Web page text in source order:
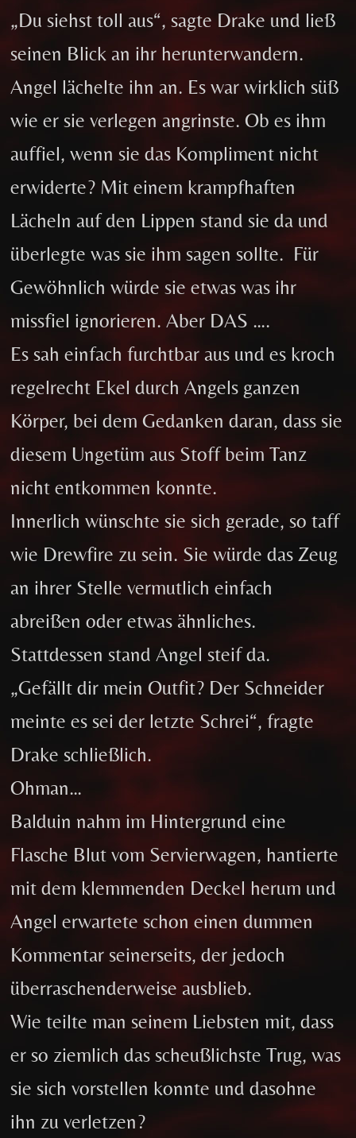
„Du siehst toll aus“, sagte Drake und ließ
seinen Blick an ihr herunterwandern.
Angel lächelte ihn an. Es war wirklich süß
wie er sie verlegen angrinste. Ob es ihm
auffiel, wenn sie das Kompliment nicht
erwiderte? Mit einem krampfhaften
Lächeln auf den Lippen stand sie da und
überlegte was sie ihm sagen sollte. Für
Gewöhnlich würde sie etwas was ihr
missfiel ignorieren. Aber DAS ….
Es sah einfach furchtbar aus und es kroch
regelrecht Ekel durch Angels ganzen
Körper, bei dem Gedanken daran, dass sie
diesem Ungetüm aus Stoff beim Tanz
nicht entkommen konnte.
Innerlich wünschte sie sich gerade, so taff
wie Drewfire zu sein. Sie würde das Zeug
an ihrer Stelle vermutlich einfach
abreißen oder etwas ähnliches.
Stattdessen stand Angel steif da.
„Gefällt dir mein Outfit? Der Schneider
meinte es sei der letzte Schrei“, fragte
Drake schließlich.
Ohman…
Balduin nahm im Hintergrund eine
Flasche Blut vom Servierwagen, hantierte
mit dem klemmenden Deckel herum und
Angel erwartete schon einen dummen
Kommentar seinerseits, der jedoch
überraschenderweise ausblieb.
Wie teilte man seinem Liebsten mit, dass
er so ziemlich das scheußlichste Trug, was
sie sich vorstellen konnte und dasohne
ihn zu verletzen?